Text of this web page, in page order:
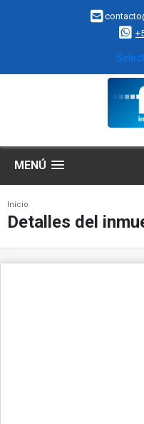
MENÚ
Inicio
Detalles del